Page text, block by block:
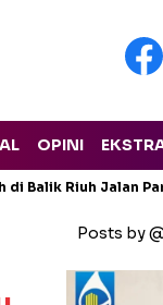
OPINI
di Balik Riuh Jalan
Posts by